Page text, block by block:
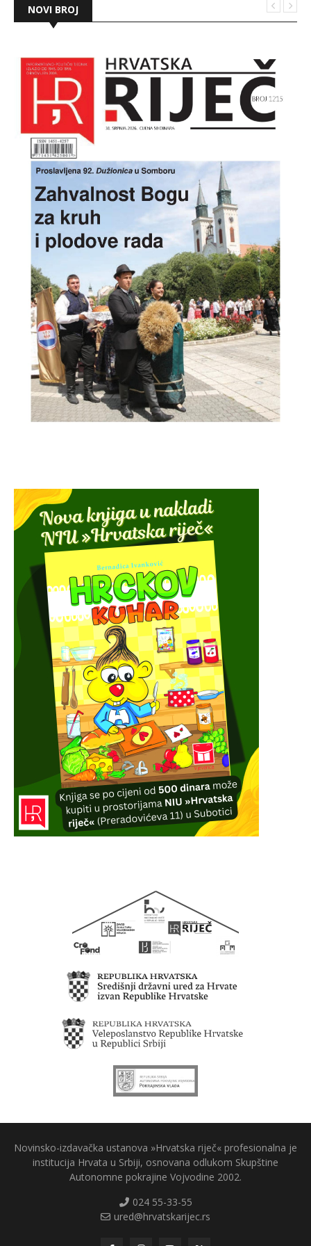
NOVI BROJ
Novinsko-izdavačka ustanova »Hrvatska riječ« profesionalna je
institucija Hrvata u Srbiji, osnovana odlukom Skupštine
Autonomne pokrajine Vojvodine 2002.
024 55-33-55
ured@hrvatskarijec.rs